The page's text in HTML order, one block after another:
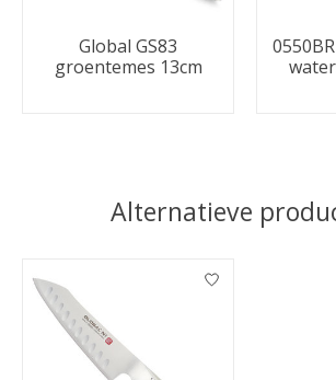
Global GS83
groentemes 13cm
Alternatieve
Items van productcarrousel